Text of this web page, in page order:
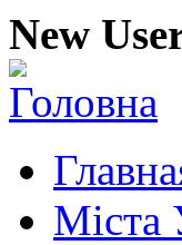
New
Міста